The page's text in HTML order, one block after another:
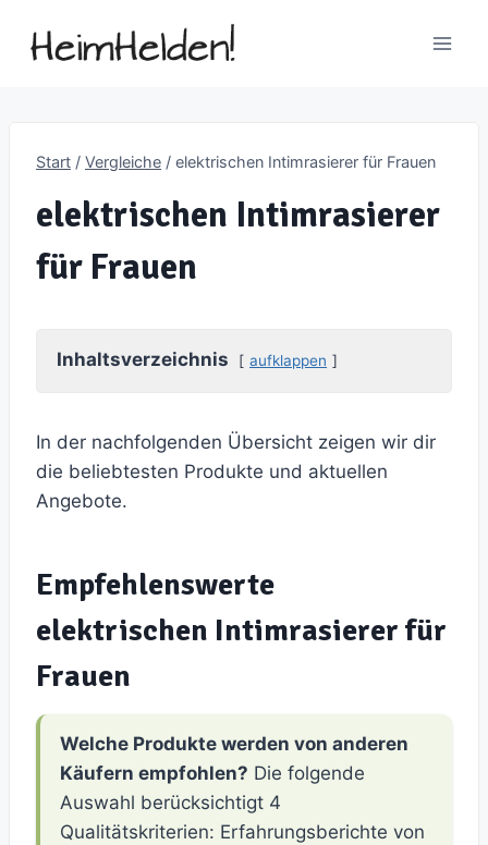
Inhalt
Start / Vergleiche / elektrischen Intimrasierer für Frauen
elektrischen Intimrasierer
für Frauen
Inhaltsverzeichnis aufklappen
In der nachfolgenden Übersicht zeigen wir dir
die beliebtesten Produkte und aktuellen
Angebote.
Empfehlenswerte
elektrischen Intimrasierer für
Frauen
Welche Produkte werden von anderen
Käufern empfohlen? Die folgende
Auswahl berücksichtigt 4
Qualitätskriterien: Erfahrungsberichte von